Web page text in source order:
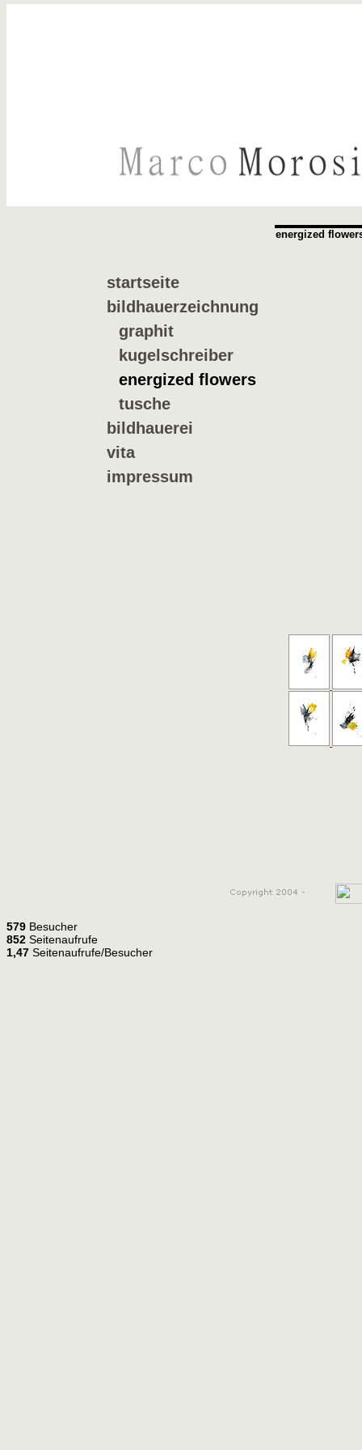
startseite
bildhauerzeichnung
graphit
kugelschreiber
energized flowers
tusche
bildhauerei
vita
impressum
energized
579 Besucher
852 Seitenaufrufe
1,47 Seitenaufrufe/Besucher